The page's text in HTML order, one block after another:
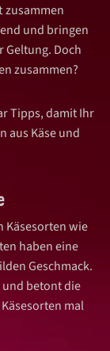
zusammen
und bringen
Geltung. Doch
zusammen?
Tipps, damit Ihr
aus Käse und
Käsesorten wie
haben eine
Geschmack.
und betont die
mal